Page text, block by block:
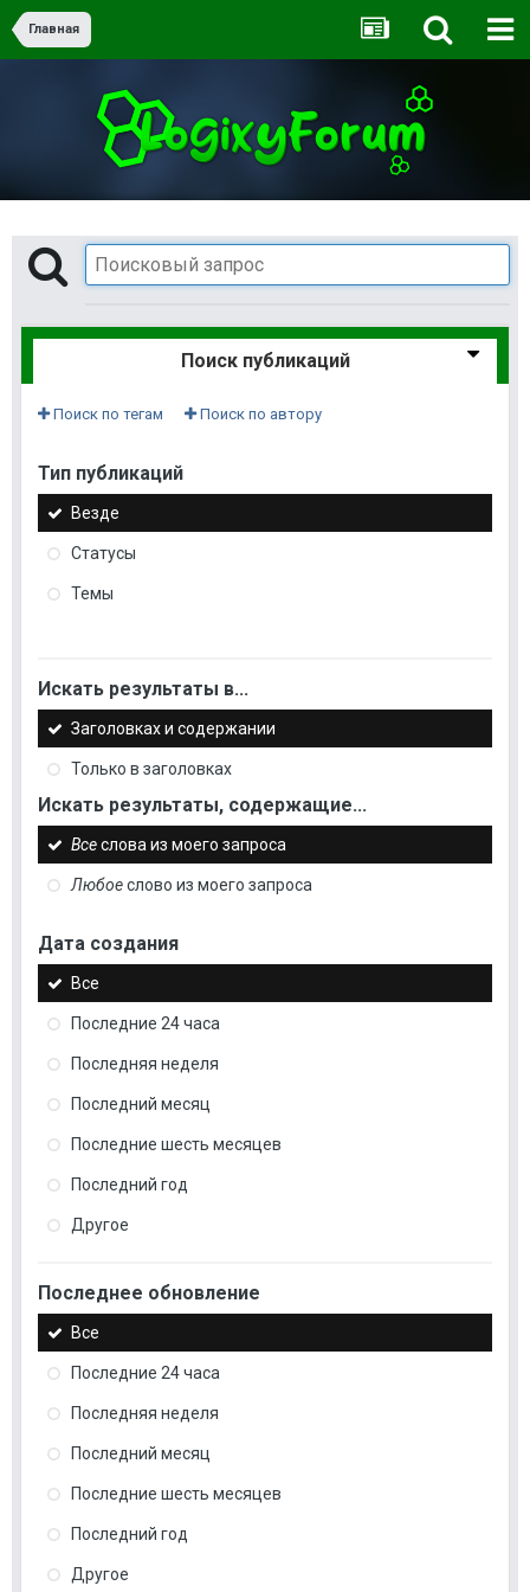
Главная
Поиск публикаций
Поиск по тегам Поиск по автору
Тип публикаций
Везде
Статусы
Темы
Искать результаты в...
Заголовках и содержании
Только в заголовках
Искать результаты, содержащие...
Всеслова из моего запроса
Любоеслово из моего запроса
Дата создания
Все
Последние 24 часа
Последняя неделя
Последний месяц
Последние шесть месяцев
Последний год
Другое
Последнее обновление
Все
Последние 24 часа
Последняя неделя
Последний месяц
Последние шесть месяцев
Последний год
Другое